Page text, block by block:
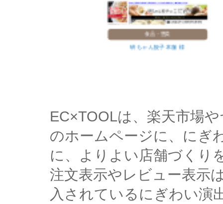
研ちゃん餃子本舗 様
EC×TOOLは、楽天市場
のホームページに、にぎ
に、よりよい店舗づくり
注文表示やレビュー表示
入されているにぎわい演